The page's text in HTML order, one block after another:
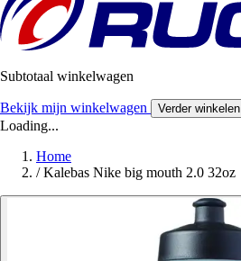
Subtotaal winkelwagen
Bekijk mijn winkelwagen Verder winkelen
Loading...
Home
/ Kalebas Nike big mouth 2.0 32oz